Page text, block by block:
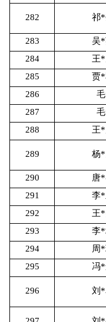
282 祁
283
吴
284
王
285
贾
286
287
288
王
289 杨
290
唐
291
李
292
王
293
李
294
周
295
冯
296 刘